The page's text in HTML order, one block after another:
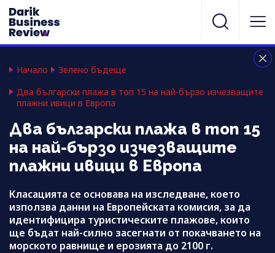
Начало
Зелено бъдеще
Два български плажа в топ 15 на най-бързо изчезващите
плажни ивици в Европа
Два български плажа в топ 15
на най-бързо изчезващите
плажни ивици в Европа
Класацията се основава на изследване, което
използва данни на Европейската комисия, за да
идентифицира туристическите плажове, които
ще бъдат най-силно засегнати от покачването на
морското равнище и ерозията до 2100 г.